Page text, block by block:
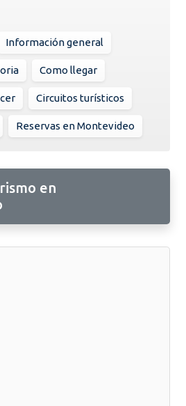
Información general
Como llegar
Circuitos turísticos
Reservas en Montevideo
en